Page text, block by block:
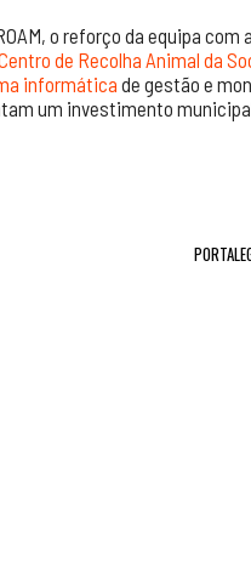
o reforço da equipa
de Recolha Animal da
informática de gestão e
um investimento municipal